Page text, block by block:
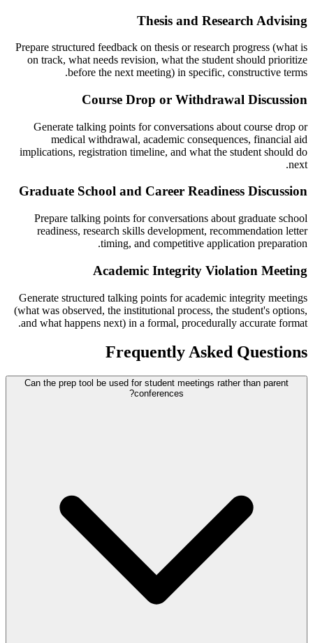
Thesis and Research Advising
Prepare structured feedback on thesis or research progress (what is
on track, what needs revision, what the student should prioritize
before the next meeting) in specific, constructive terms.
Course Drop or Withdrawal Discussion
Generate talking points for conversations about course drop or
medical withdrawal, academic consequences, financial aid
implications, registration timeline, and what the student should do
next.
Graduate School and Career Readiness Discussion
Prepare talking points for conversations about graduate school
readiness, research skills development, recommendation letter
timing, and competitive application preparation.
Academic Integrity Violation Meeting
Generate structured talking points for academic integrity meetings
(what was observed, the institutional process, the student's options,
and what happens next) in a formal, procedurally accurate format.
Frequently Asked Questions
Can the prep tool be used for student meetings rather than parent
conferences?